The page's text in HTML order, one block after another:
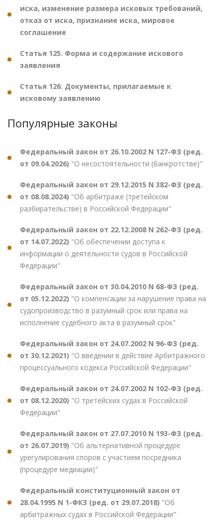
иска, изменение размера исковых требований,
отказ от иска, признание иска, мировое
соглашение
Статья 125. Форма и содержание искового
заявления
Статья 126. Документы, прилагаемые к
исковому заявлению
Популярные законы
Федеральный закон от 26.10.2002 N 127-ФЗ (ред.
от 09.04.2026) "О несостоятельности (банкротстве)"
Федеральный закон от 29.12.2015 N 382-ФЗ (ред.
от 08.08.2024) "Об арбитраже (третейском
разбирательстве) в Российской Федерации"
Федеральный закон от 22.12.2008 N 262-ФЗ (ред.
от 14.07.2022) "Об обеспечении доступа к
информации о деятельности судов в Российской
Федерации"
Федеральный закон от 30.04.2010 N 68-ФЗ (ред.
от 05.12.2022) "О компенсации за нарушение права на
судопроизводство в разумный срок или права на
исполнение судебного акта в разумный срок"
Федеральный закон от 24.07.2002 N 96-ФЗ (ред.
от 30.12.2021) "О введении в действие Арбитражного
процессуального кодекса Российской Федерации"
Федеральный закон от 24.07.2002 N 102-ФЗ (ред.
от 08.12.2020) "О третейских судах в Российской
Федерации"
Федеральный закон от 27.07.2010 N 193-ФЗ (ред.
от 26.07.2019) "Об альтернативной процедуре
урегулирования споров с участием посредника
(процедуре медиации)"
Федеральный конституционный закон от
28.04.1995 N 1-ФКЗ (ред. от 29.07.2018) "Об
арбитражных судах в Российской Федерации"